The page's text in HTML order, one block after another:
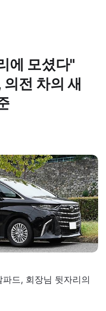
에 모셨다"
전 차의 새
드, 회장님 뒷자리의